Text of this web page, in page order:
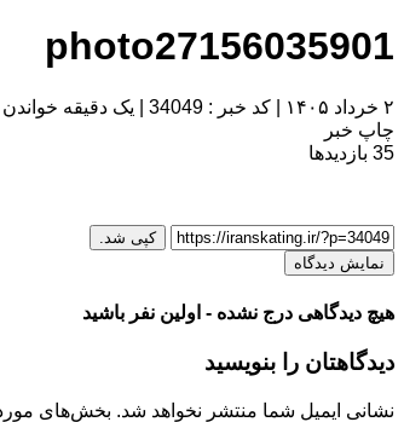
photo27156035901
۲ خرداد ۱۴۰۵ کد خبر : 34049
یک دقیقه خواندن
چاپ خبر
35 بازدیدها
کپی شد.
نمایش دیدگاه
هیچ دیدگاهی درج نشده - اولین نفر باشید
دیدگاهتان را بنویسید
نشانی ایمیل شما منتشر نخواهد شد. بخش‌های